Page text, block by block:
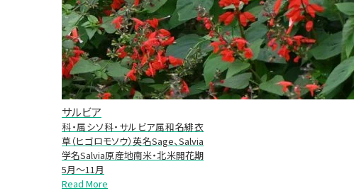
サルビア
科・属シソ科・サルビア属和名緋衣
草（ヒゴロモソウ）英名Sage、Salvia
学名Salvia原産地南米・北米開花期
5月～11月
Read More